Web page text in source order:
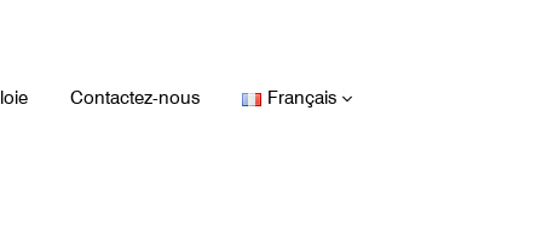
Contactez-nous Français